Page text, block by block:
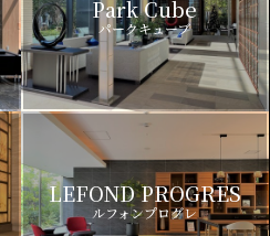
Park Cube
パークキューブ
LEFOND PROGRES
ルフォンプログレ